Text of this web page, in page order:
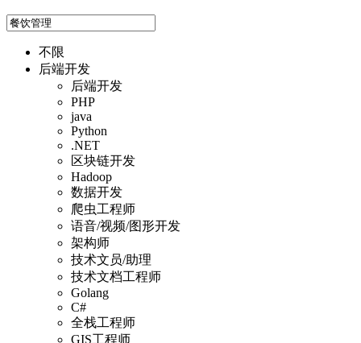
不限
后端开发
后端开发
PHP
java
Python
.NET
区块链开发
Hadoop
数据开发
爬虫工程师
语音/视频/图形开发
架构师
技术文员/助理
技术文档工程师
Golang
C#
全栈工程师
GIS工程师